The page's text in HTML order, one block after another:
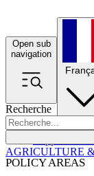
Open sub
navigation
Recherche
POLICY AREAS
AGRICULTURE